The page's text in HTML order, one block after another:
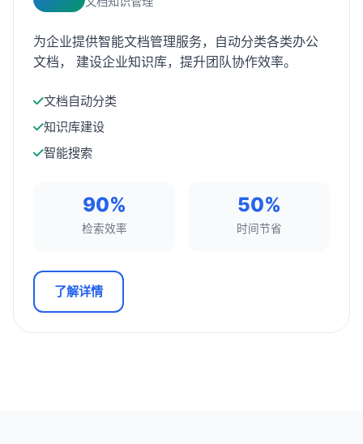
为企业提供智能文档管理服务，自动分类各类办公
文档， 建设企业知识库，提升团队协作效率。
文档自动分类
知识库建设
智能搜索
90%
检索效率
50%
时间节省
了解详情